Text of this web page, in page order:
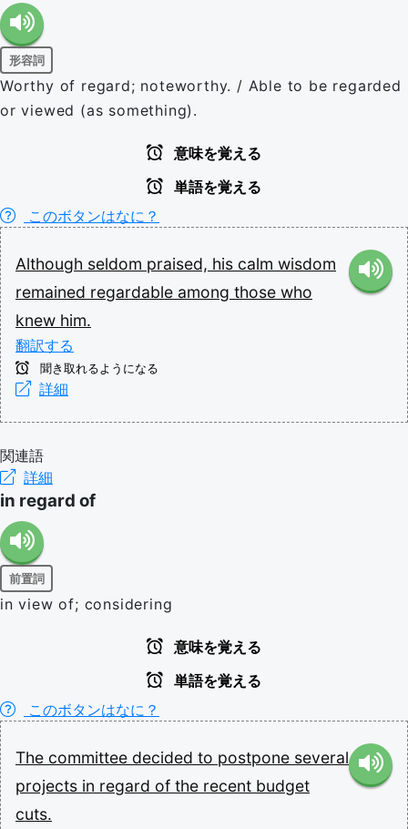
形容詞
Worthy of regard; noteworthy. / Able to be regarded
or viewed (as something).
意味を覚える
単語を覚える
このボタンはなに？
Although seldom praised, his calm wisdom
remained regardable among those who
knew him.
翻訳する
聞き取れるようになる
詳細
関連語
詳細
in regard of
前置詞
in view of; considering
意味を覚える
単語を覚える
このボタンはなに？
The committee decided to postpone several
projects in regard of the recent budget
cuts.